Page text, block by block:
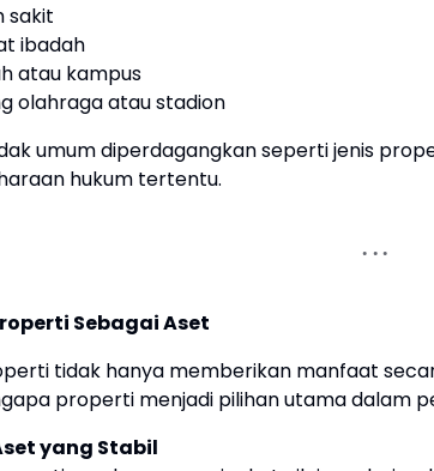
sakit
ibadah
atau kampus
olahraga atau stadion
umum diperdagangkan seperti jenis
hukum tertentu.
Sebagai Aset
tidak hanya memberikan manfaat
properti menjadi pilihan utama dalam
yang Stabil